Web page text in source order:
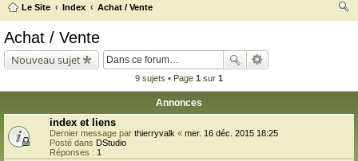
Le Site Index
Achat / Vente
Achat / Vente
Nouveau sujet
9 sujets • Page 1 sur 1
Annonces
index et liens
Dernier message par thierryvalk « mer. 16 déc. 2015 18:25
Posté dans DStudio
Réponses : 1